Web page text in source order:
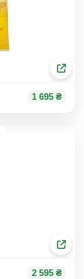
1 695 ₴
2 595 ₴